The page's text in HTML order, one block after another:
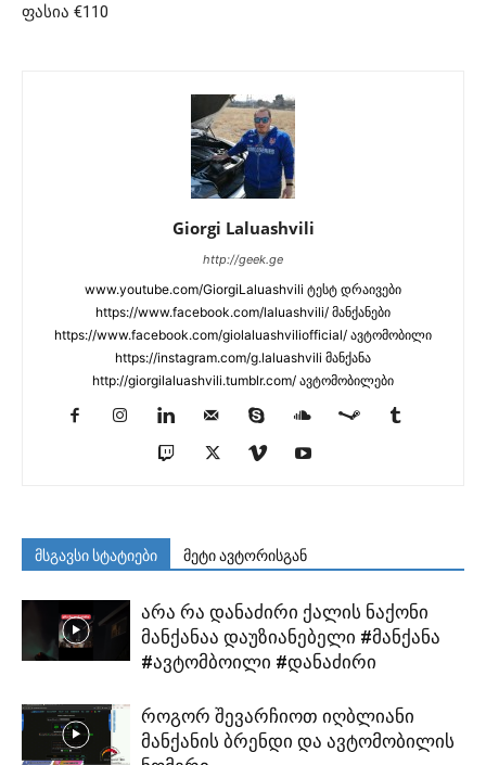
ფასია €110
Giorgi Laluashvili
http://geek.ge
www.youtube.com/GiorgiLaluashvili ტესტ დრაივები
https://www.facebook.com/laluashvili/ მანქანები
https://www.facebook.com/giolaluashviliofficial/ ავტომობილი
https://instagram.com/g.laluashvili მანქანა
http://giorgilaluashvili.tumblr.com/ ავტომობილები
მსგავსი სტატიები მეტი ავტორისგან
არა რა დანაძირი ქალის ნაქონი
მანქანაა დაუზიანებელი #მანქანა
#ავტომბოილი #დანაძირი
როგორ შევარჩიოთ იღბლიანი
მანქანის ბრენდი და ავტომობილის